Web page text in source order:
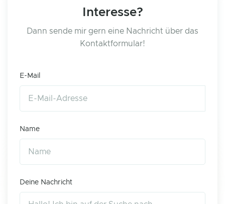
Interesse?
Dann sende mir gern eine Nachricht über das
Kontaktformular!
E-Mail
Name
Deine Nachricht